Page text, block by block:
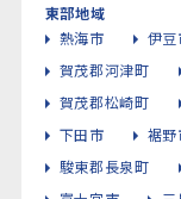
東部地域
熱海市
伊豆
賀茂郡河津町
賀茂郡松崎町
下田市
裾野
駿東郡長泉町